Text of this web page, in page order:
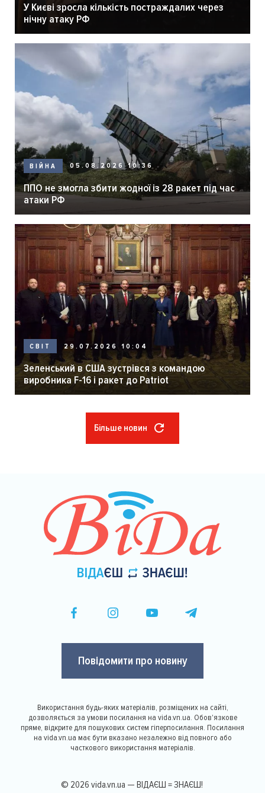
У Києві зросла кількість постраждалих через
нічну атаку РФ
ВІЙНА 05.08.2026 10:36
ППО не змогла збити жодної із 28 ракет під час
атаки РФ
СВІТ 29.07.2026 10:04
Зеленський в США зустрівся з командою
виробника F-16 і ракет до Patriot
Більше новин
Повідомити про новину
Використання будь-яких матеріалів, розміщених на сайті,
дозволяється за умови посилання на vida.vn.ua. Обов'язкове
пряме, відкрите для пошукових систем гіперпосилання. Посилання
на vida.vn.ua має бути вказано незалежно від повного або
часткового використання матеріалів.
© 2026 vida.vn.ua — ВІДАЄШ = ЗНАЄШ!